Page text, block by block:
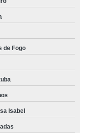
de Fogo
Isabel